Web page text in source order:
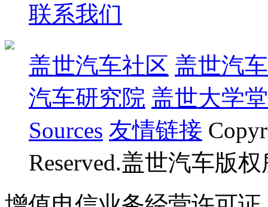
联系我们
盖世汽车社区 盖世汽
汽车研究院 盖世大学堂
Sources 友情链接
Reserved.盖世汽车版